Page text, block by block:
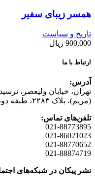
همسر زیبای سفیر
تاریخ و سیاست
900,000 ریال
ارتباط با ما
آدرس:
تهران، خیابان وليعصر،
(مريم)، پلاک ۲۲۸۳، طبقه دوم، واحد ۵ [کد پستی: ۱۵۱۶۷۳۷۸۸۶]
تلفن‌های تماس:
021-88773895
021-86021023
021-88770652
021-88874719
نشر پیکان در شبکه‌های